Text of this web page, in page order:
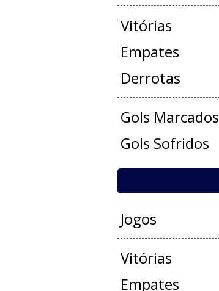
Vitórias
Empates
Derrotas
Gols Marcados
Gols Sofridos
Jogos
Vitórias
Empates